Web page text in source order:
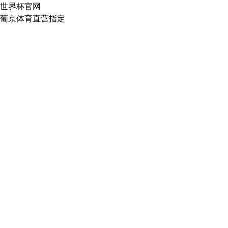
世界杯官网
葡京体育直营指定